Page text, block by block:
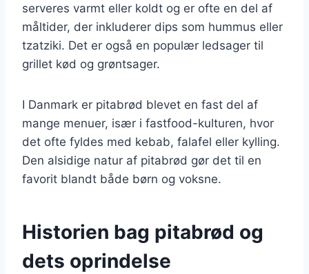
serveres varmt eller koldt og er ofte en del af
måltider, der inkluderer dips som hummus eller
tzatziki. Det er også en populær ledsager til
grillet kød og grøntsager.
I Danmark er pitabrød blevet en fast del af
mange menuer, især i fastfood-kulturen, hvor
det ofte fyldes med kebab, falafel eller kylling.
Den alsidige natur af pitabrød gør det til en
favorit blandt både børn og voksne.
Historien bag pitabrød og
dets oprindelse